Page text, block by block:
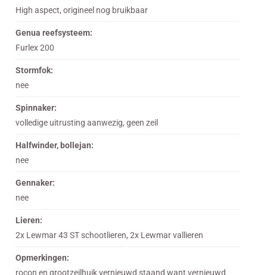
High aspect, origineel nog bruikbaar
Genua reefsysteem:
Furlex 200
Stormfok:
nee
Spinnaker:
volledige uitrusting aanwezig, geen zeil
Halfwinder, bollejan:
nee
Gennaker:
nee
Lieren:
2x Lewmar 43 ST schootlieren, 2x Lewmar vallieren
Opmerkingen:
rocon en grootzeilhuik vernieuwd staand want vernieuwd